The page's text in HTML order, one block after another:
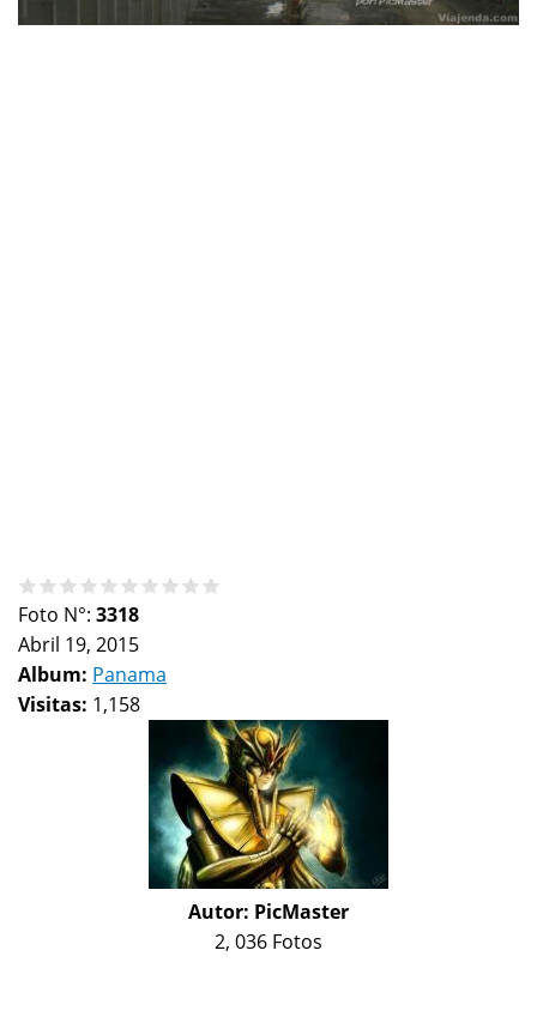
Foto N°: 3318
Abril 19, 2015
Album: Panama
Visitas: 1,158
Autor: PicMaster
2, 036 Fotos